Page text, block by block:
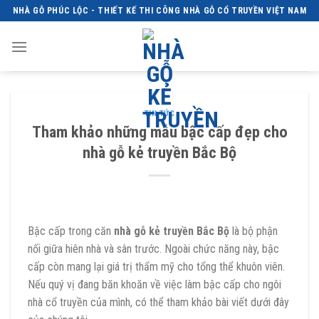
Skip
to
content
NHÀ GỖ PHÚC LỘC - THIẾT KẾ THI CÔNG NHÀ GỖ CỔ TRUYỀN VIỆT NAM
TIN TỨC
Tham khảo những mẫu bậc cấp đẹp cho
nhà gỗ kẻ truyền Bắc Bộ
Bậc cấp trong căn nhà gỗ kẻ truyền Bắc Bộ là bộ phận
nối giữa hiên nhà và sân trước. Ngoài chức năng này, bậc
cấp còn mang lại giá trị thẩm mỹ cho tổng thể khuôn viên.
Nếu quý vị đang băn khoăn về việc làm bậc cấp cho ngôi
nhà cổ truyền của mình, có thể tham khảo bài viết dưới đây